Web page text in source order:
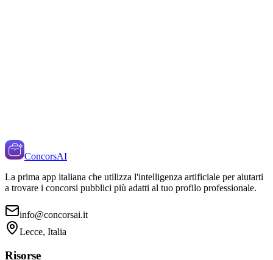
ConcorsAI
La prima app italiana che utilizza l'intelligenza artificiale per aiutarti
a trovare i concorsi pubblici più adatti al tuo profilo professionale.
info@concorsai.it
Lecce, Italia
Risorse